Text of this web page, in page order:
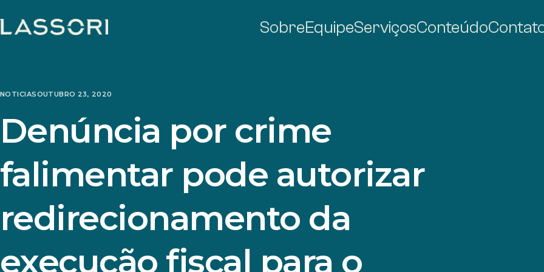
SobreEquipeServiçosConteúdo
NOTICIASOUTUBRO 23, 2020
Denúncia por crime
falimentar pode autorizar
redirecionamento da
execução fiscal para o